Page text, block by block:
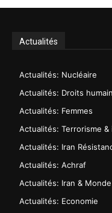
Actualités
Actualités: Nucléaire
Actualités: Droits
Actualités: Femmes
Actualités: Terrorisme &
Actualités: Iran
Actualités: Achraf
Actualités: Iran & Monde
Actualités: Economie